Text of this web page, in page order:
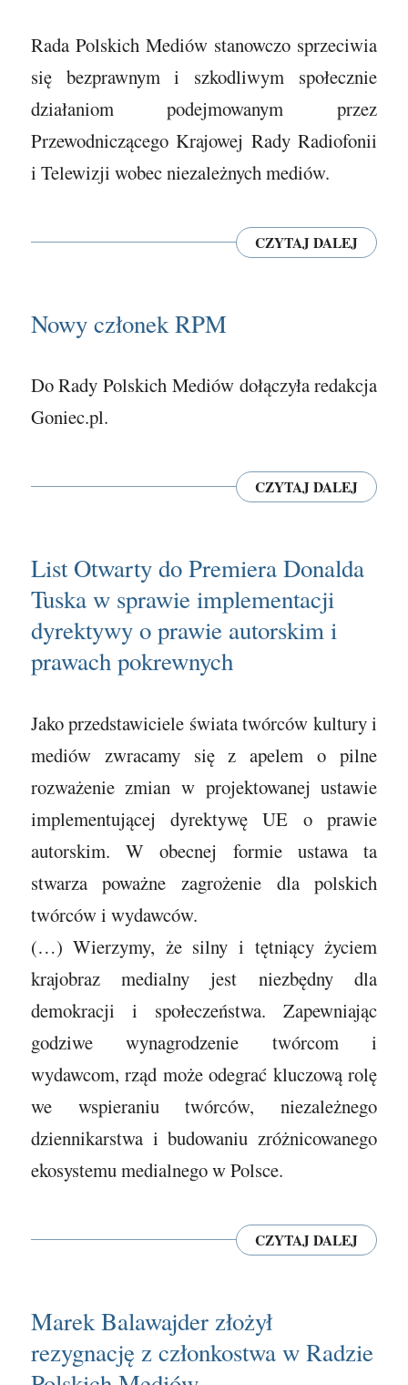
Rada Polskich Mediów stanowczo sprzeciwia
się bezprawnym i szkodliwym społecznie
działaniom podejmowanym przez
Przewodniczącego Krajowej Rady Radiofonii
i Telewizji wobec niezależnych mediów.
CZYTAJ DALEJ
Nowy członek RPM
Do Rady Polskich Mediów dołączyła redakcja
Goniec.pl.
CZYTAJ DALEJ
List Otwarty do Premiera Donalda
Tuska w sprawie implementacji
dyrektywy o prawie autorskim i
prawach pokrewnych
Jako przedstawiciele świata twórców kultury i
mediów zwracamy się z apelem o pilne
rozważenie zmian w projektowanej ustawie
implementującej dyrektywę UE o prawie
autorskim. W obecnej formie ustawa ta
stwarza poważne zagrożenie dla polskich
twórców i wydawców.
(…) Wierzymy, że silny i tętniący życiem
krajobraz medialny jest niezbędny dla
demokracji i społeczeństwa. Zapewniając
godziwe wynagrodzenie twórcom i
wydawcom, rząd może odegrać kluczową rolę
we wspieraniu twórców, niezależnego
dziennikarstwa i budowaniu zróżnicowanego
ekosystemu medialnego w Polsce.
CZYTAJ DALEJ
Marek Balawajder złożył
rezygnację z członkostwa w Radzie